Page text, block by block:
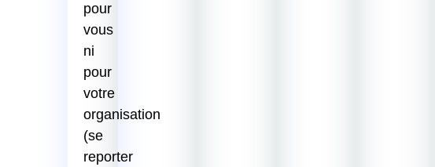
pour
vous
ni
pour
votre
organisation
(se
reporter